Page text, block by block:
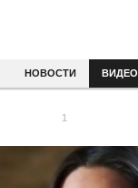
НОВОСТИ ВИДЕО
1